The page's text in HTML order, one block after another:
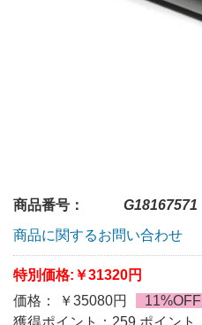
商品番号：
G18167571
商品に関するお問い合わせ
特別価格: ￥31320円
価格： ￥35080円
11%OFF
獲得ポイント：259 ポイント